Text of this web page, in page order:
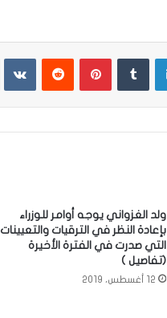
لينكدإن بينتيريست
ولد الغزواني يوجه أوامر للوزراء
بإعادة النظر في الترقيات والتعيينات
التي صدرت في الفترة الأخيرة
(تفاصيل )
12 أغسطس، 2019